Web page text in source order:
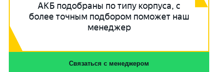
АКБ подобраны по типу корпуса, с
более точным подбором поможет наш
менеджер
Связаться с менеджером